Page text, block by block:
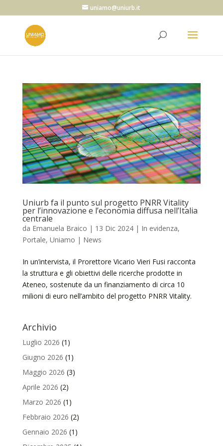
uniamo@uniurb.it
Uniurb fa il punto sul progetto PNRR Vitality
per l’innovazione e l’economia diffusa nell’Italia
centrale
da Emanuela Braico | 13 Dic 2024| In evidenza,
Portale, Uniamo | News
In un’intervista, il Prorettore Vicario Vieri Fusi racconta
la struttura e gli obiettivi delle ricerche prodotte in
Ateneo, sostenute da un finanziamento di circa 10
milioni di euro nell’ambito del progetto PNRR Vitality.
Archivio
Luglio 2026 (1)
Giugno 2026 (1)
Maggio 2026 (3)
Aprile 2026 (2)
Marzo 2026 (1)
Febbraio 2026 (2)
Gennaio 2026 (1)